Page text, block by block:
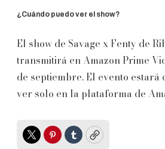
¿Cuándo puedo ver el show?
El show de Savage x Fenty de
transmitirá en Amazon Prime
de septiembre. El evento
ver solo en la plataforma de
TwitterPinterest
TumblrCopy